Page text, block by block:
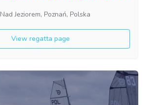
Nad Jeziorem, Poznań, Polska
View regatta page